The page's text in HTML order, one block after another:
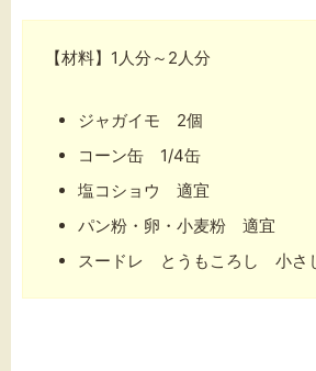
【材料】1人分～2人分
ジャガイモ 2個
コーン缶 1/4缶
塩コショウ 適宜
パン粉・卵・小麦粉 適宜
スードレ とうもころし 小さ